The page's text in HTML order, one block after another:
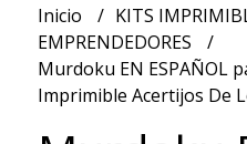
Inicio
KITS
EMPRENDEDORES
Murdoku EN ESPAÑOL
Imprimible Acertijos De